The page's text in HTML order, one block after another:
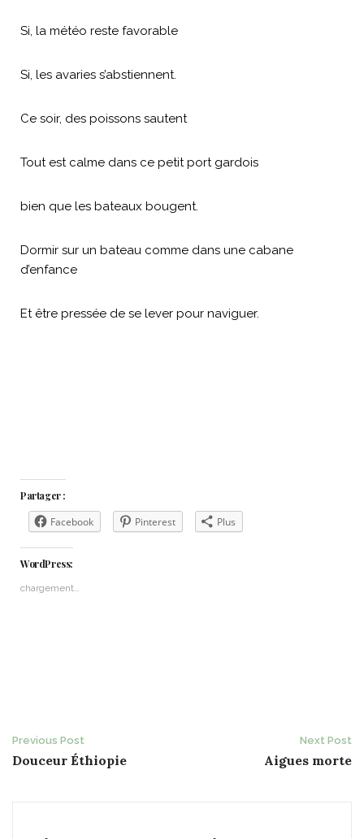
Si, la météo reste favorable
Si, les avaries s’abstiennent.
Ce soir, des poissons sautent
Tout est calme dans ce petit port gardois
bien que les bateaux bougent.
Dormir sur un bateau comme dans une cabane
d’enfance
Et être pressée de se lever pour naviguer.
Partager :
Facebook Pinterest Plus
WordPress:
chargement…
Post
navigation
Previous Post
Douceur Éthiopie
Next Post
Aigues morte